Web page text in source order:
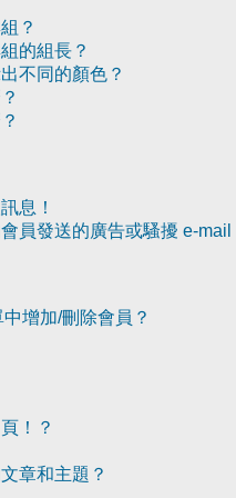
？
的組長？
不同的顏色？
息！
員發送的廣告或騷擾 e-mail
增加/刪除會員？
！？
章和主題？